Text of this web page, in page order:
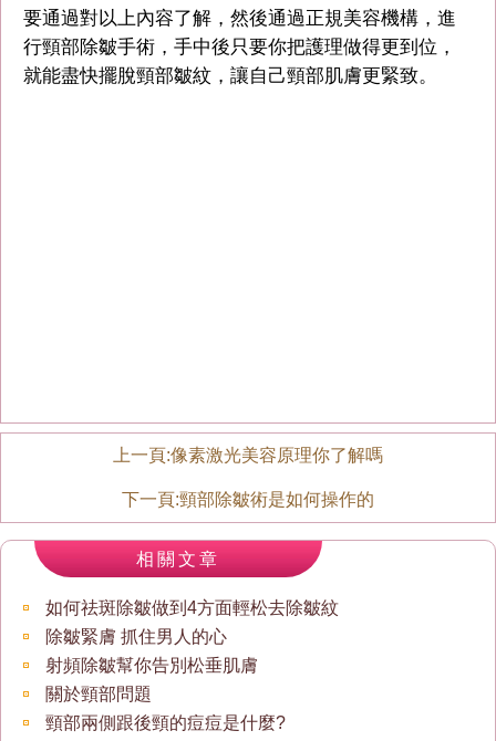
要通過對以上內容了解，然後通過正規美容機構，進
行頸部除皺手術，手中後只要你把護理做得更到位，
就能盡快擺脫頸部皺紋，讓自己頸部肌膚更緊致。
上一頁:像素激光美容原理你了解嗎
下一頁:頸部除皺術是如何操作的
相關文章
如何祛斑除皺做到4方面輕松去除皺紋
除皺緊膚 抓住男人的心
射頻除皺幫你告別松垂肌膚
關於頸部問題
頸部兩側跟後頸的痘痘是什麼?